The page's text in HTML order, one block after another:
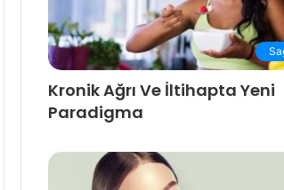
Kronik Ağrı Ve İltihapta Yeni
Paradigma